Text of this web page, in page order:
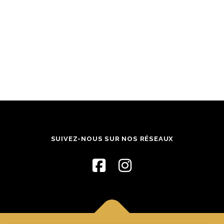
SUIVEZ-NOUS SUR NOS RÉSEAUX